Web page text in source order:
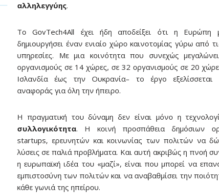
αλληλεγγύης.
Το GovTech4All έχει ήδη αποδείξει ότι η Ευρώπη
δημιουργήσει έναν ενιαίο χώρο καινοτομίας γύρω από
υπηρεσίες. Με μια κοινότητα που συνεχώς
οργανισμούς σε 14 χώρες, σε 32 οργανισμούς σε 20
Ισλανδία έως την Ουκρανία– το έργο εξελίσσεται
αναφοράς για όλη την ήπειρο.
Η πραγματική του δύναμη δεν είναι μόνο η
συλλογικότητα. Η κοινή προσπάθεια δημόσιων
startups, ερευνητών και κοινωνίας των πολιτών να
λύσεις σε παλιά προβλήματα. Και αυτή ακριβώς η πνοή
η ευρωπαϊκή ιδέα του «μαζί», είναι που μπορεί να
εμπιστοσύνη των πολιτών και να αναβαθμίσει την
κάθε γωνιά της ηπείρου.